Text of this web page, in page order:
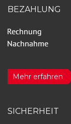
BEZAHLUNG
Mehr erfahren
SICHERHEIT